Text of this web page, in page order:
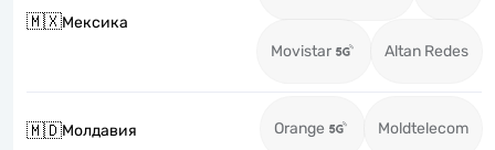
🇲🇽Мексика
Movistar Altan Redes
🇲🇩Молдавия Orange Moldtelecom